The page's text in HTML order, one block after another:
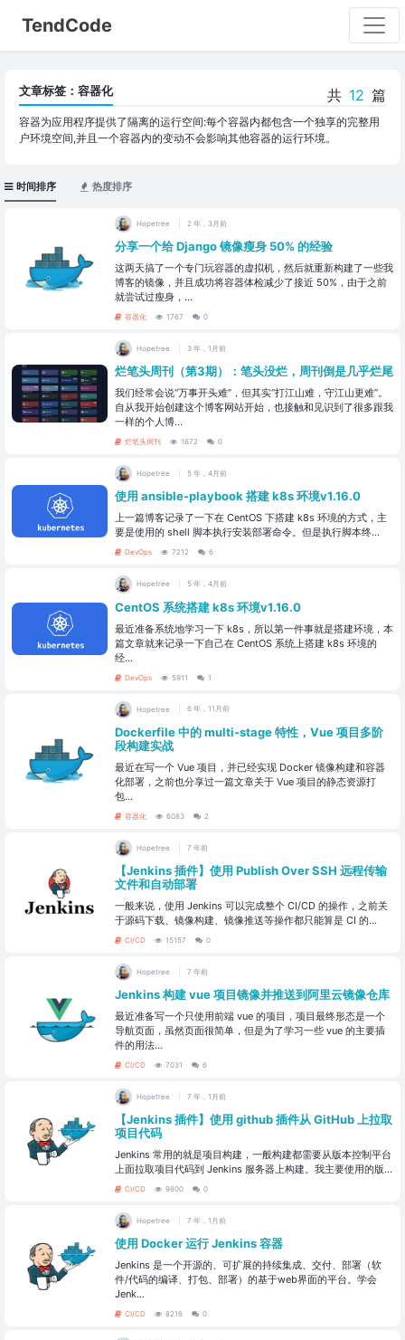
TendCode
共 12 篇
文章标签：容器化
容器为应用程序提供了隔离的运行空间:每个容器内都包含一个独享的完整用
户环境空间,并且一个容器内的变动不会影响其他容器的运行环境。
时间排序 热度排序
Hopetree 2 年，3月前
分享一个给 Django 镜像瘦身 50% 的经验
这两天搞了一个专门玩容器的虚拟机，然后就重新构建了一些我
博客的镜像，并且成功将容器体检减少了接近 50%，由于之前
就尝试过瘦身，...
容器化 1767 0
Hopetree 3 年，1月前
烂笔头周刊（第3期）：笔头没烂，周刊倒是几乎烂尾
我们经常会说“万事开头难”，但其实“打江山难，守江山更难”。
自从我开始创建这个博客网站开始，也接触和见识到了很多跟我
一样的个人博...
烂笔头周刊 1672 0
Hopetree 5 年，4月前
使用 ansible-playbook 搭建 k8s 环境v1.16.0
上一篇博客记录了一下在 CentOS 下搭建 k8s 环境的方式，主
要是使用的 shell 脚本执行安装部署命令。但是执行脚本终...
DevOps 7212 6
Hopetree 5 年，4月前
CentOS 系统搭建 k8s 环境v1.16.0
最近准备系统地学习一下 k8s，所以第一件事就是搭建环境，本
篇文章就来记录一下自己在 CentOS 系统上搭建 k8s 环境的
经...
DevOps 5911 1
Hopetree 6 年，11月前
Dockerfile 中的 multi-stage 特性，Vue 项目多阶
段构建实战
最近在写一个 Vue 项目，并已经实现 Docker 镜像构建和容器
化部署，之前也分享过一篇文章关于 Vue 项目的静态资源打
包...
容器化 6083 2
Hopetree 7 年前
【Jenkins 插件】使用 Publish Over SSH 远程传输
文件和自动部署
一般来说，使用 Jenkins 可以完成整个 CI/CD 的操作，之前关
于源码下载、镜像构建、镜像推送等操作都只能算是 CI 的...
CI/CD 15157 0
Hopetree 7 年前
Jenkins 构建 vue 项目镜像并推送到阿里云镜像仓库
最近准备写一个只使用前端 vue 的项目，项目最终形态是一个
导航页面，虽然页面很简单，但是为了学习一些 vue 的主要插
件的用法...
CI/CD 7031 6
Hopetree 7 年，1月前
【Jenkins 插件】使用 github 插件从 GitHub 上拉取
项目代码
Jenkins 常用的就是项目构建，一般构建都需要从版本控制平台
上面拉取项目代码到 Jenkins 服务器上构建。我主要使用的版...
CI/CD 9800 0
Hopetree 7 年，1月前
使用 Docker 运行 Jenkins 容器
Jenkins 是一个开源的、可扩展的持续集成、交付、部署（软
件/代码的编译、打包、部署）的基于web界面的平台。学会
Jenk...
CI/CD 8216 0